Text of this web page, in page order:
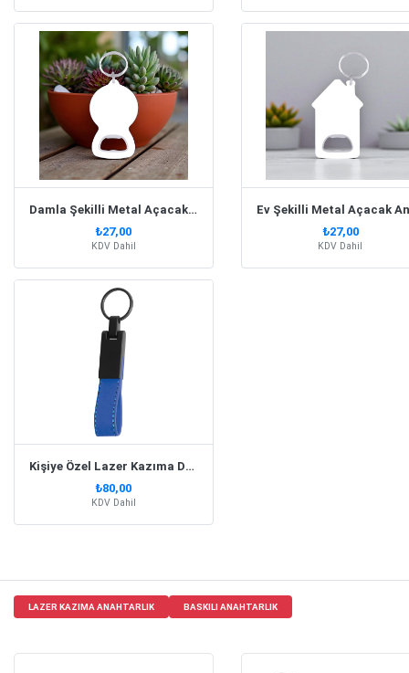
Damla Şekilli Metal Açacak Anahtarlık
₺27,00
KDV Dahil
₺27,00
KDV Dahil
Kişiye Özel Lazer Kazıma Deri Lacivert Anahtarlık
₺80,00
KDV Dahil
LAZER KAZIMA ANAHTARLIK BASKILI ANAHTARLIK